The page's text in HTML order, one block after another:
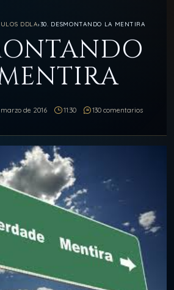
DDLA›30. DESMONTANDO LA MENTIRA
marzo de 2016 11:30 130 comentarios